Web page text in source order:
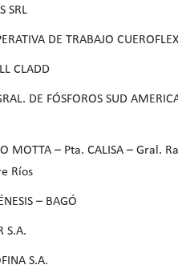
SRL
DE TRABAJO CUEROFLEX
CLADD
DE FÓSFOROS SUD
MOTTA – Pta. CALISA – Gral.
Ríos
– BAGÓ
S.A.
S.A.